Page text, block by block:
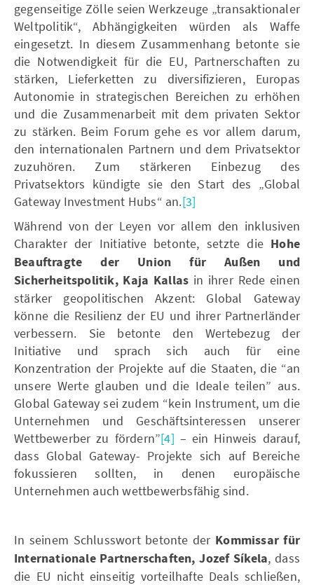
gegenseitige Zölle seien Werkzeuge „transaktionaler
Weltpolitik“, Abhängigkeiten würden als Waffe
eingesetzt. In diesem Zusammenhang betonte sie
die Notwendigkeit für die EU, Partnerschaften zu
stärken, Lieferketten zu diversifizieren, Europas
Autonomie in strategischen Bereichen zu erhöhen
und die Zusammenarbeit mit dem privaten Sektor
zu stärken. Beim Forum gehe es vor allem darum,
den internationalen Partnern und dem Privatsektor
zuzuhören. Zum stärkeren Einbezug des
Privatsektors kündigte sie den Start des „Global
Gateway Investment Hubs“ an.[3]
Während von der Leyen vor allem den inklusiven
Charakter der Initiative betonte, setzte die Hohe
Beauftragte der Union für Außen und
Sicherheitspolitik, Kaja Kallas in ihrer Rede einen
stärker geopolitischen Akzent: Global Gateway
könne die Resilienz der EU und ihrer Partnerländer
verbessern. Sie betonte den Wertebezug der
Initiative und sprach sich auch für eine
Konzentration der Projekte auf die Staaten, die “an
unsere Werte glauben und die Ideale teilen” aus.
Global Gateway sei zudem “kein Instrument, um die
Unternehmen und Geschäftsinteressen unserer
Wettbewerber zu fördern”[4] – ein Hinweis darauf,
dass Global Gateway- Projekte sich auf Bereiche
fokussieren sollten, in denen europäische
Unternehmen auch wettbewerbsfähig sind.
In seinem Schlusswort betonte der Kommissar für
Internationale Partnerschaften, Jozef Síkela, dass
die EU nicht einseitig vorteilhafte Deals schließen,